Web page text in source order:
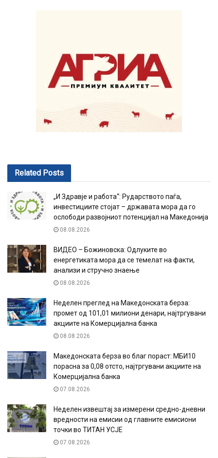
Related Posts
„И Здравје и работа“: Рударството паѓа,
инвестициите стојат – државата мора да го
ослободи развојниот потенцијал на Македонија
08.08.2026
ВИДЕО – Божиновска: Одлуките во
енергетиката мора да се темелат на факти,
анализи и стручно знаење
08.08.2026
Неделен преглед на Македонската берза:
промет од 101,01 милиони денари, најтргувани
акциите на Комерцијална банка
08.08.2026
Македонската берза во благ пораст: МБИ10
порасна за 0,08 отсто, најтргувани акциите на
Комерцијална банка
07.08.2026
Неделен извештај за измерени средно-дневни
вредности на емисии од главните емисиони
точки во ТИТАН УСЈЕ
07.08.2026